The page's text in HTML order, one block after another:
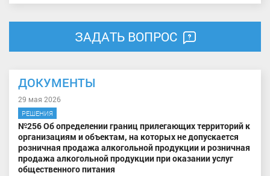
ЗАДАТЬ ВОПРОС
ДОКУМЕНТЫ
29 мая 2026
РЕШЕНИЯ
№256 Об определении границ прилегающих территорий к
организациям и объектам, на которых не допускается
розничная продажа алкогольной продукции и розничная
продажа алкогольной продукции при оказании услуг
общественного питания